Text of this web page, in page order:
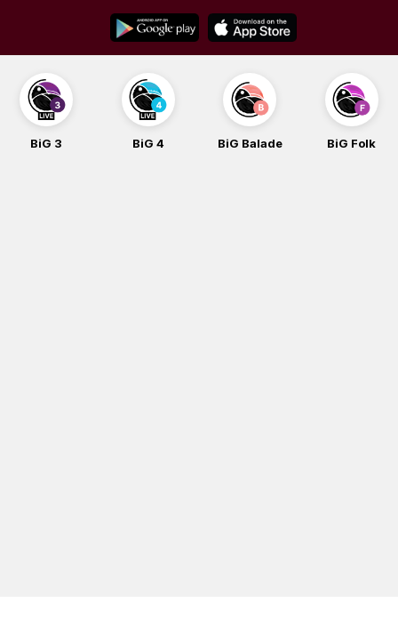
content
BiG 3 BiG 4 BiG Balade BiG Folk